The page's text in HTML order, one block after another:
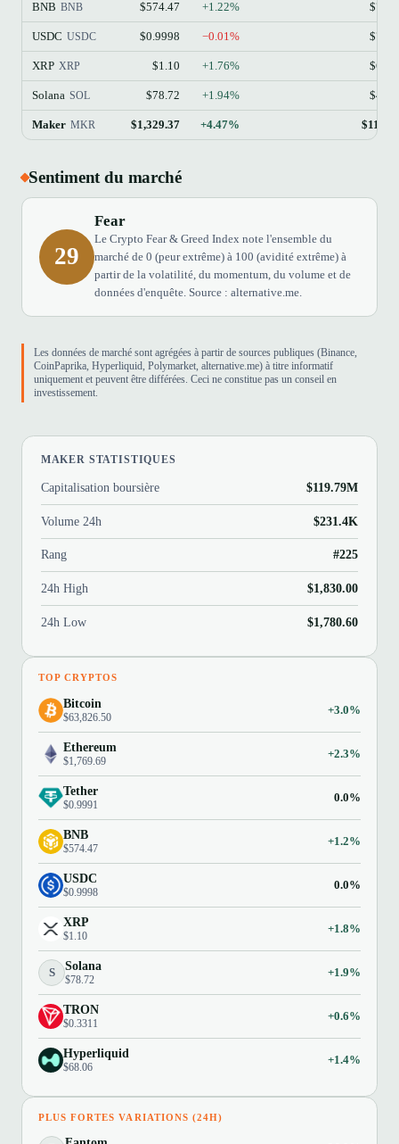
BNB BNB $574.47 +1.22%
USDC USDC $0.9998 −0.01%
XRP XRP $1.10 +1.76%
Solana SOL $78.72 +1.94%
Maker MKR $1,329.37 +4.47%
Sentiment du marché
29
Fear
Le Crypto Fear & Greed Index note l'ensemble du
marché de 0 (peur extrême) à 100 (avidité extrême) à
partir de la volatilité, du momentum, du volume et de
données d'enquête. Source : alternative.me.
Les données de marché sont agrégées à partir de sources publiques (Binance,
CoinPaprika, Hyperliquid, Polymarket, alternative.me) à titre informatif
uniquement et peuvent être différées. Ceci ne constitue pas un conseil en
investissement.
MAKER STATISTIQUES
Capitalisation boursière $119.79M
Volume 24h $231.4K
Rang #225
24h High $1,830.00
24h Low $1,780.60
TOP CRYPTOS
Bitcoin
$63,826.50
+3.0%
Ethereum
$1,769.69
+2.3%
Tether
$0.9991
0.0%
BNB
$574.47
+1.2%
USDC
$0.9998
0.0%
XRP
$1.10
+1.8%
S Solana
$78.72
+1.9%
TRON
$0.3311
+0.6%
Hyperliquid
$68.06
+1.4%
PLUS FORTES VARIATIONS (24H)